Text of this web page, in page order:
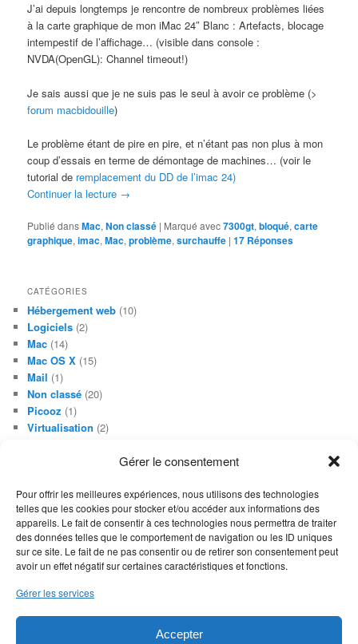
Gérer le consentement
Pour offrir les meilleures expériences, nous utilisons des technologies
telles que les cookies pour stocker et/ou accéder aux informations des
appareils. Le fait de consentir à ces technologies nous permettra de traiter
des données telles que le comportement de navigation ou les ID uniques
sur ce site. Le fait de ne pas consentir ou de retirer son consentement peut
avoir un effet négatif sur certaines caractéristiques et fonctions.
Gérer les services
Accepter
J’ai depuis longtemps je rencontre de nombreux problèmes liées
à la carte graphique de mon iMac 24″ Blanc : Artefacts, blocage
intempestif de l’affichage… (visible dans console :
NVDA(OpenGL): Channel timeout!)
Je sais aussi que je ne suis pas le seul à avoir ce problème (>
forum macbidouille)
Le problème étant de pire en pire, et n’étant pas non plus à mon
coup d’essais en terme de démontage de machines… (voir le
tutorial de remplacement du DD de l’imac 24)
Continuer la lecture →
Publié dansMac,Non classé | Marqué avec7300gt,bloqué,carte
graphique,imac,Mac,problème,surchauffe |17 Réponses
CATÉGORIES
Hébergement web (10)
Logiciels (2)
Mac (14)
Mac OS X (15)
Mail (1)
Non classé (20)
Picooz (1)
Virtualisation (2)
BLOGOLISTE
Boutique de déco
création de sites
Connexion